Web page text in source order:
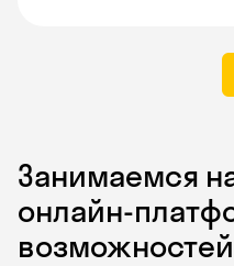
Занимаемся
онлайн-
возможностей